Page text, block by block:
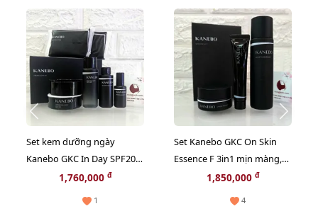
Set kem dưỡng ngày
Kanebo GKC In Day SPF20
dưỡng ẩm, mền mịn và
1,760,000 đ
1
Set Kanebo GKC On Skin
Essence F 3in1 mịn màng,
ẩm mượt và tươi sáng da -
1,850,000 đ
4